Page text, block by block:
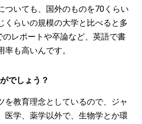
ついても、国外のものを70くらい
くらいの規模の大学と比べると多
のレポートや卒論など、英語で書
率も高いんです。
でしょう？
を教育理念としているので、ジャ
医学、薬学以外で、生物学とか環